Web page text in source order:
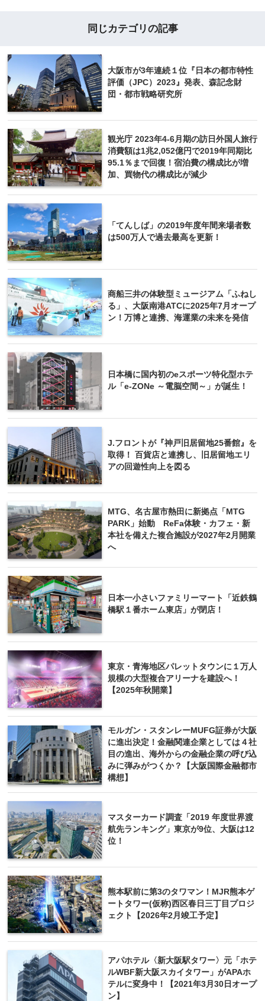
同じカテゴリの記事
大阪市が3年連続１位『日本の都市特性
評価（JPC）2023』発表、森記念財
団・都市戦略研究所
観光庁 2023年4-6月期の訪日外国人旅行
消費額は1兆2,052億円で2019年同期比
95.1％まで回復！宿泊費の構成比が増
加、買物代の構成比が減少
「てんしば」の2019年度年間来場者数
は500万人で過去最高を更新！
商船三井の体験型ミュージアム「ふねし
る」、大阪南港ATCに2025年7月オープ
ン！万博と連携、海運業の未来を発信
日本橋に国内初のeスポーツ特化型ホテ
ル「e-ZONe ～電脳空間～」が誕生！
J.フロントが『神戸旧居留地25番館』を
取得！ 百貨店と連携し、旧居留地エリ
アの回遊性向上を図る
MTG、名古屋市熱田に新拠点「MTG
PARK」始動 ReFa体験・カフェ・新
本社を備えた複合施設が2027年2月開業
へ
日本一小さいファミリーマート「近鉄鶴
橋駅１番ホーム東店」が閉店！
東京・青海地区パレットタウンに１万人
規模の大型複合アリーナを建設へ！
【2025年秋開業】
モルガン・スタンレーMUFG証券が大阪
に進出決定！金融関連企業としては４社
目の進出、海外からの金融企業の呼び込
みに弾みがつくか？【大阪国際金融都市
構想】
マスターカード調査「2019 年度世界渡
航先ランキング」東京が9位、大阪は12
位！
熊本駅前に第3のタワマン！MJR熊本ゲ
ートタワー(仮称)西区春日三丁目プロジ
ェクト【2026年2月竣工予定】
アパホテル〈新大阪駅タワー〉元「ホテ
ルWBF新大阪スカイタワー」がAPAホ
テルに変身中！【2021年3月30日オープ
ン】